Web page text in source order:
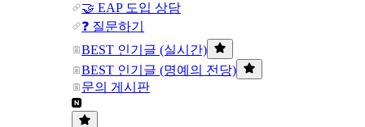
🤝 EAP 도입 상담
❓ 질문하기
BEST 인기글 (실시간)
BEST 인기글 (명예의 전당)
문의 게시판